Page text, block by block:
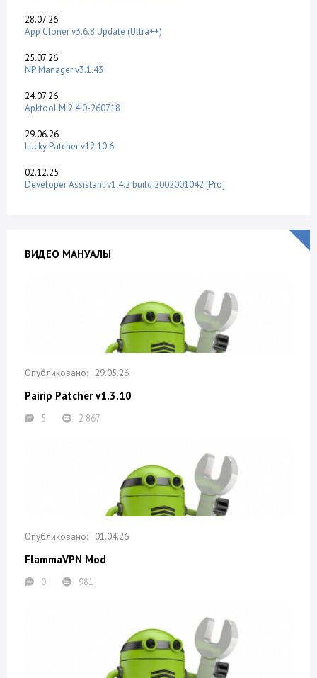
28.07.26
App Cloner v3.6.8 Update (Ultra++)
25.07.26
NP Manager v3.1.43
24.07.26
Apktool M 2.4.0-260718
29.06.26
Lucky Patcher v12.10.6
02.12.25
Developer Assistant v1.4.2 build 2002001042 [Pro]
ВИДЕО МАНУАЛЫ
29.05.26
Pairip Patcher v1.3.10
5 2 867
01.04.26
FlammaVPN Mod
0 981